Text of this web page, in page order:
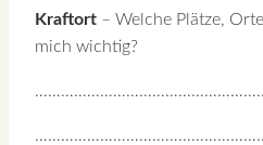
Kraftort – Welche Plätze,
mich wichtig?